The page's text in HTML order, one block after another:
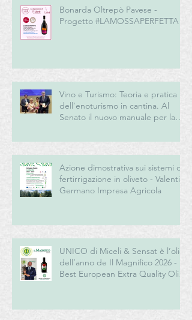
Bonarda Oltrepò Pavese -
Progetto #LAMOSSAPERFETTA
Vino e Turismo: Teoria e pratica
dell’enoturismo in cantina. Al
Senato il nuovo manuale per la
del vino italiano
Azione dimostrativa sui sistemi di
fertirrigazione in oliveto - Valentini
Germano Impresa Agricola
UNICO di Miceli & Sensat è l’olio
dell’anno de Il Magnifico 2026 -
Best European Extra Quality Olive